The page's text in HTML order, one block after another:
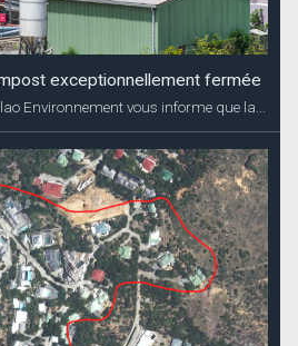
exceptionnellement fermée
Environnement vous informe que la...